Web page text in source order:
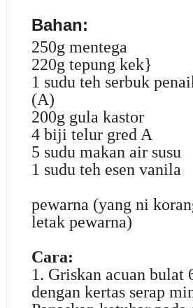
Bahan:
250g mentega
220g tepung kek}
1 sudu teh serbuk
(A)
200g gula kastor
4 biji telur gred A
5 sudu makan air susu
1 sudu teh esen vanila
pewarna (yang ni
letak pewarna)
Cara:
1. Griskan acuan bulat
dengan kertas serap